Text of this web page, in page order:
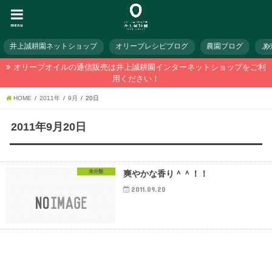
menu
井上誠耕園ネットショップ オリーブレシピブログ 農園ブログ メ
オリーブオイルの通信販売は井上誠耕園インターネットショップをご利
用ください！
HOME 2011年 9月 20日
2011年9月20日
未分類 爽やかな香り＾＾！！
2011.09.20